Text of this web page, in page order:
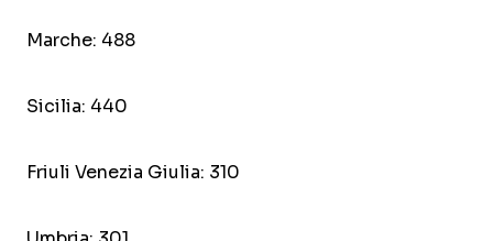
Marche: 488
Sicilia: 440
Friuli Venezia Giulia: 310